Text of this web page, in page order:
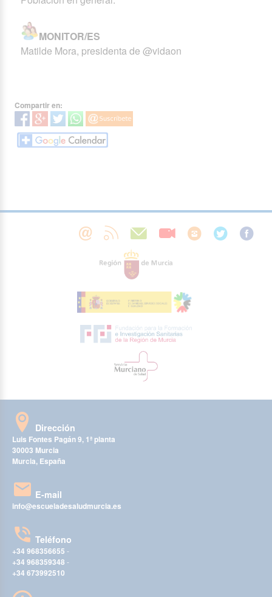
MONITOR/ES
Matilde Mora, presidenta de @vidaon
Compartir en:
Dirección
Luis Fontes Pagán 9, 1ª planta
30003 Murcia
Murcia, España
E-mail
info@escueladesaludmurcia.es
Teléfono
+34 968356655 -
+34 968359348 -
+34 673992510